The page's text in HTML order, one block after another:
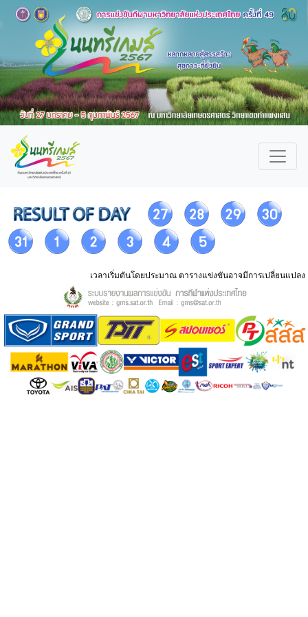
เวลาเริ่มตันโดยประมาณ ตารางแข่งขันอาจมีการเปลี่ยนแปลง